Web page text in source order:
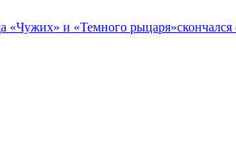
«Чужих» и «Темного рыцаря»